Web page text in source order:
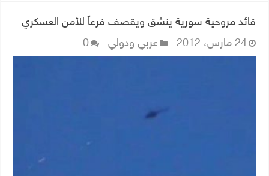
قائد مروحية سورية ينشق ويقصف فرعاً للأمن العسكري
24 مارس، 2012
عربي ودولي 0